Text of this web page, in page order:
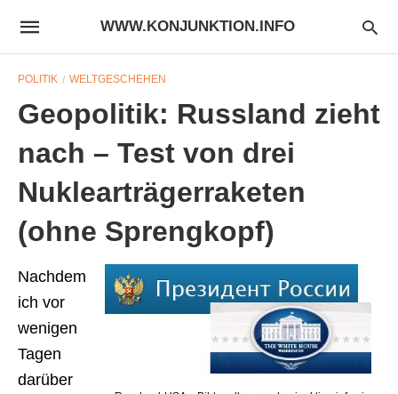
WWW.KONJUNKTION.INFO
POLITIK WELTGESCHEHEN
Geopolitik: Russland zieht
nach – Test von drei
Nuklearträgerraketen
(ohne Sprengkopf)
Nachdem
ich vor
wenigen
Tagen
darüber